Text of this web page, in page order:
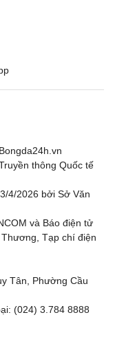
thông Quốc tế
4/2026 bởi Sở Văn
và Báo điện tử
Tạp chí điện
Tân, Phường Cầu
(024) 3.784 8888